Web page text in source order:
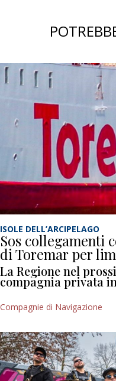
ISOLE DELL’ARCIPELAGO
Sos collegamenti
di Toremar per
La Regione nel
compagnia privata
Compagnie di Navigazione